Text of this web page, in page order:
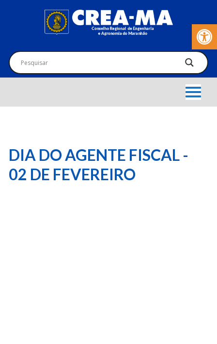
Barra de
DIA DO AGENTE FISCAL -
02 DE FEVEREIRO